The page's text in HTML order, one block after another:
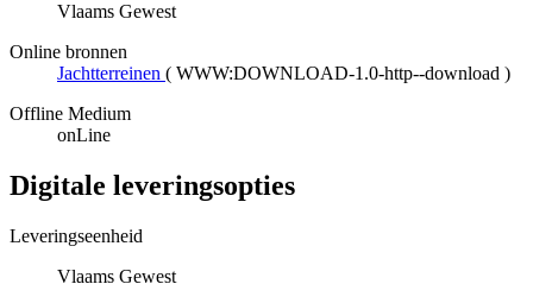
Vlaams Gewest
Online bronnen
Jachtterreinen ( WWW:DOWNLOAD-1.0-http--download )
Offline Medium
onLine
Digitale leveringsopties
Leveringseenheid
Vlaams Gewest